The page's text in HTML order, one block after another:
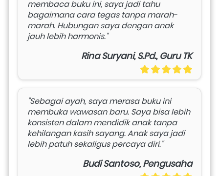
membaca buku ini, saya jadi tahu
bagaimana cara tegas tanpa marah-
marah. Hubungan saya dengan anak
jauh lebih harmonis."
Rina Suryani, S.Pd., Guru TK
"Sebagai ayah, saya merasa buku ini
membuka wawasan baru. Saya bisa lebih
konsisten dalam mendidik anak tanpa
kehilangan kasih sayang. Anak saya jadi
lebih patuh sekaligus percaya diri."
Budi Santoso, Pengusaha